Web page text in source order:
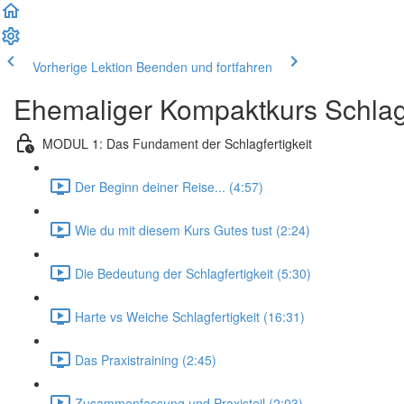
Vorherige Lektion Beenden und fortfahren
Ehemaliger Kompaktkurs
MODUL 1: Das Fundament der Schlagfertigkeit
Der Beginn deiner Reise... (4:57)
Wie du mit diesem Kurs Gutes tust (2:24)
Die Bedeutung der Schlagfertigkeit (5:30)
Harte vs Weiche Schlagfertigkeit (16:31)
Das Praxistraining (2:45)